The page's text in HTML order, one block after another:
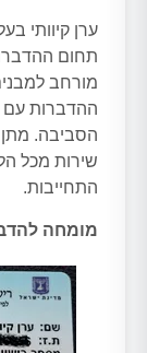
ערן קיוותי
תחום
מורחב
ההדברות עם
הסביבה. מתן
שירות מכל
התחייבות.
מומחה